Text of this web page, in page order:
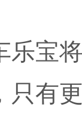
乐宝
只有